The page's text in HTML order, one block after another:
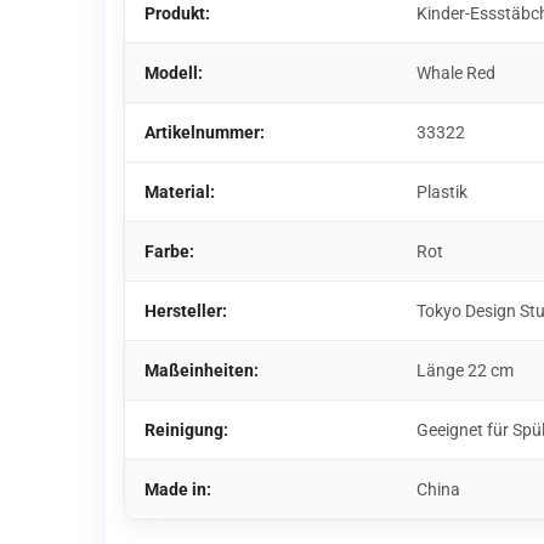
Produkt: Kinder-
Modell: Whale Red
Artikelnummer: 33322
Material: Plastik
Farbe: Rot
Hersteller: Tokyo Design
Maßeinheiten: Länge 22 cm
Reinigung: Geeignet für
Made in: China